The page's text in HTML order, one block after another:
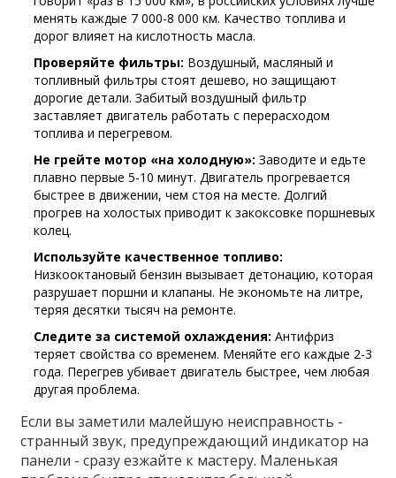
менять каждые 7 000-8 000 км. Качество топлива и
дорог влияет на кислотность масла.
Проверяйте фильтры: Воздушный, масляный и
топливный фильтры стоят дешево, но защищают
дорогие детали. Забитый воздушный фильтр
заставляет двигатель работать с перерасходом
топлива и перегревом.
Не грейте мотор «на холодную»: Заводите и едьте
плавно первые 5-10 минут. Двигатель прогревается
быстрее в движении, чем стоя на месте. Долгий
прогрев на холостых приводит к закоксовке поршневых
колец.
Используйте качественное топливо:
Низкооктановый бензин вызывает детонацию, которая
разрушает поршни и клапаны. Не экономьте на литре,
теряя десятки тысяч на ремонте.
Следите за системой охлаждения: Антифриз
теряет свойства со временем. Меняйте его каждые 2-3
года. Перегрев убивает двигатель быстрее, чем любая
другая проблема.
Если вы заметили малейшую неисправность -
странный звук, предупреждающий индикатор на
панели - сразу езжайте к мастеру. Маленькая